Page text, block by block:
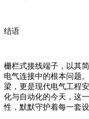
结语
栅栏式接线端子，以其
电气连接中的根本问题
梁，更是现代电气工程
化与自动化的今天，这
性，默默守护着每一套